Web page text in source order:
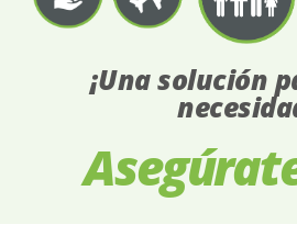
¡Una solución